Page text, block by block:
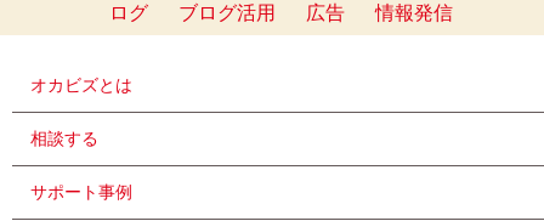
ログ
ブログ活用 広告 情報発信
オカビズとは
相談する
サポート事例